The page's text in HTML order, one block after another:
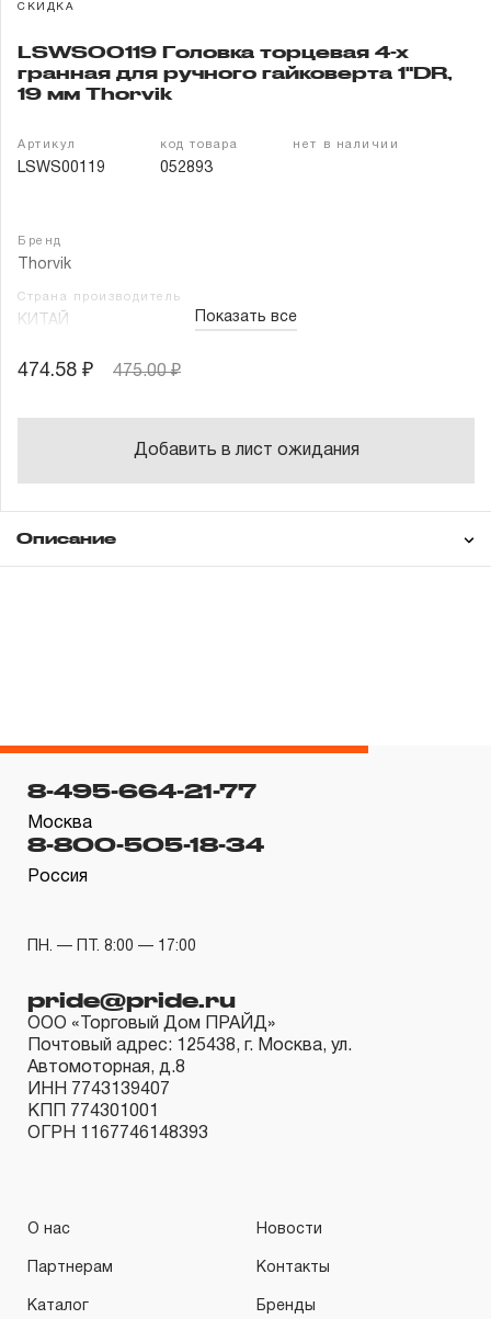
Контакты
СКИДКА
LSWS00119 Головка торцевая 4-х
гранная для ручного гайковерта 1"DR,
19 мм Thorvik
Артикул
LSWS00119
код товара
052893
нет в наличии
Бренд
Thorvik
Страна производитель
КИТАЙ Показать все
474.58 ₽ 475.00 ₽
Добавить в лист ожидания
Описание
гарантийных обязательств в течение всего периода
эксплуатации изделия, а также замена или ремонт
изготовлении изделия некачественные материалы или
нарушал технологию в процессе его производства.
1.2 «ПОЖИЗНЕННАЯ ГАРАНТИЯ» предоставляется
при условии соблюдения покупателем (потребителем)
правил эксплуатации, обслуживания, транспортировки
2. Понятие «ОГРАНИЧЕННАЯ ГАРАНТИЯ»
2.1 На инструмент, имеющий в своей конструкции
КИНЕМАТИЧЕСКУЮ СХЕМУ (МЕХАНИЗМ)
8-495-664-21-77
Москва
8-800-505-18-34
Россия
ПН. — ПТ. 8:00 — 17:00
pride@pride.ru
ООО «Торговый Дом ПРАЙД»
Почтовый адрес: 125438, г. Москва, ул.
Автомоторная, д.8
ИНН 7743139407
КПП 774301001
ОГРН 1167746148393
О нас Новости
Партнерам Контакты
Каталог Бренды